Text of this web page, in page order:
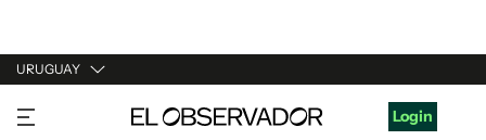
URUGUAY
URUGUAY Login